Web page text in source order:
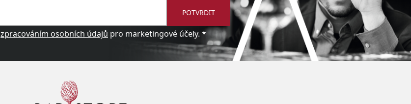
POTVRDIT
zpracováním osobních údajů pro marketingové účely. *